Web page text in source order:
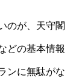
のが、天守閣
どの基本情報
ンに無駄がな